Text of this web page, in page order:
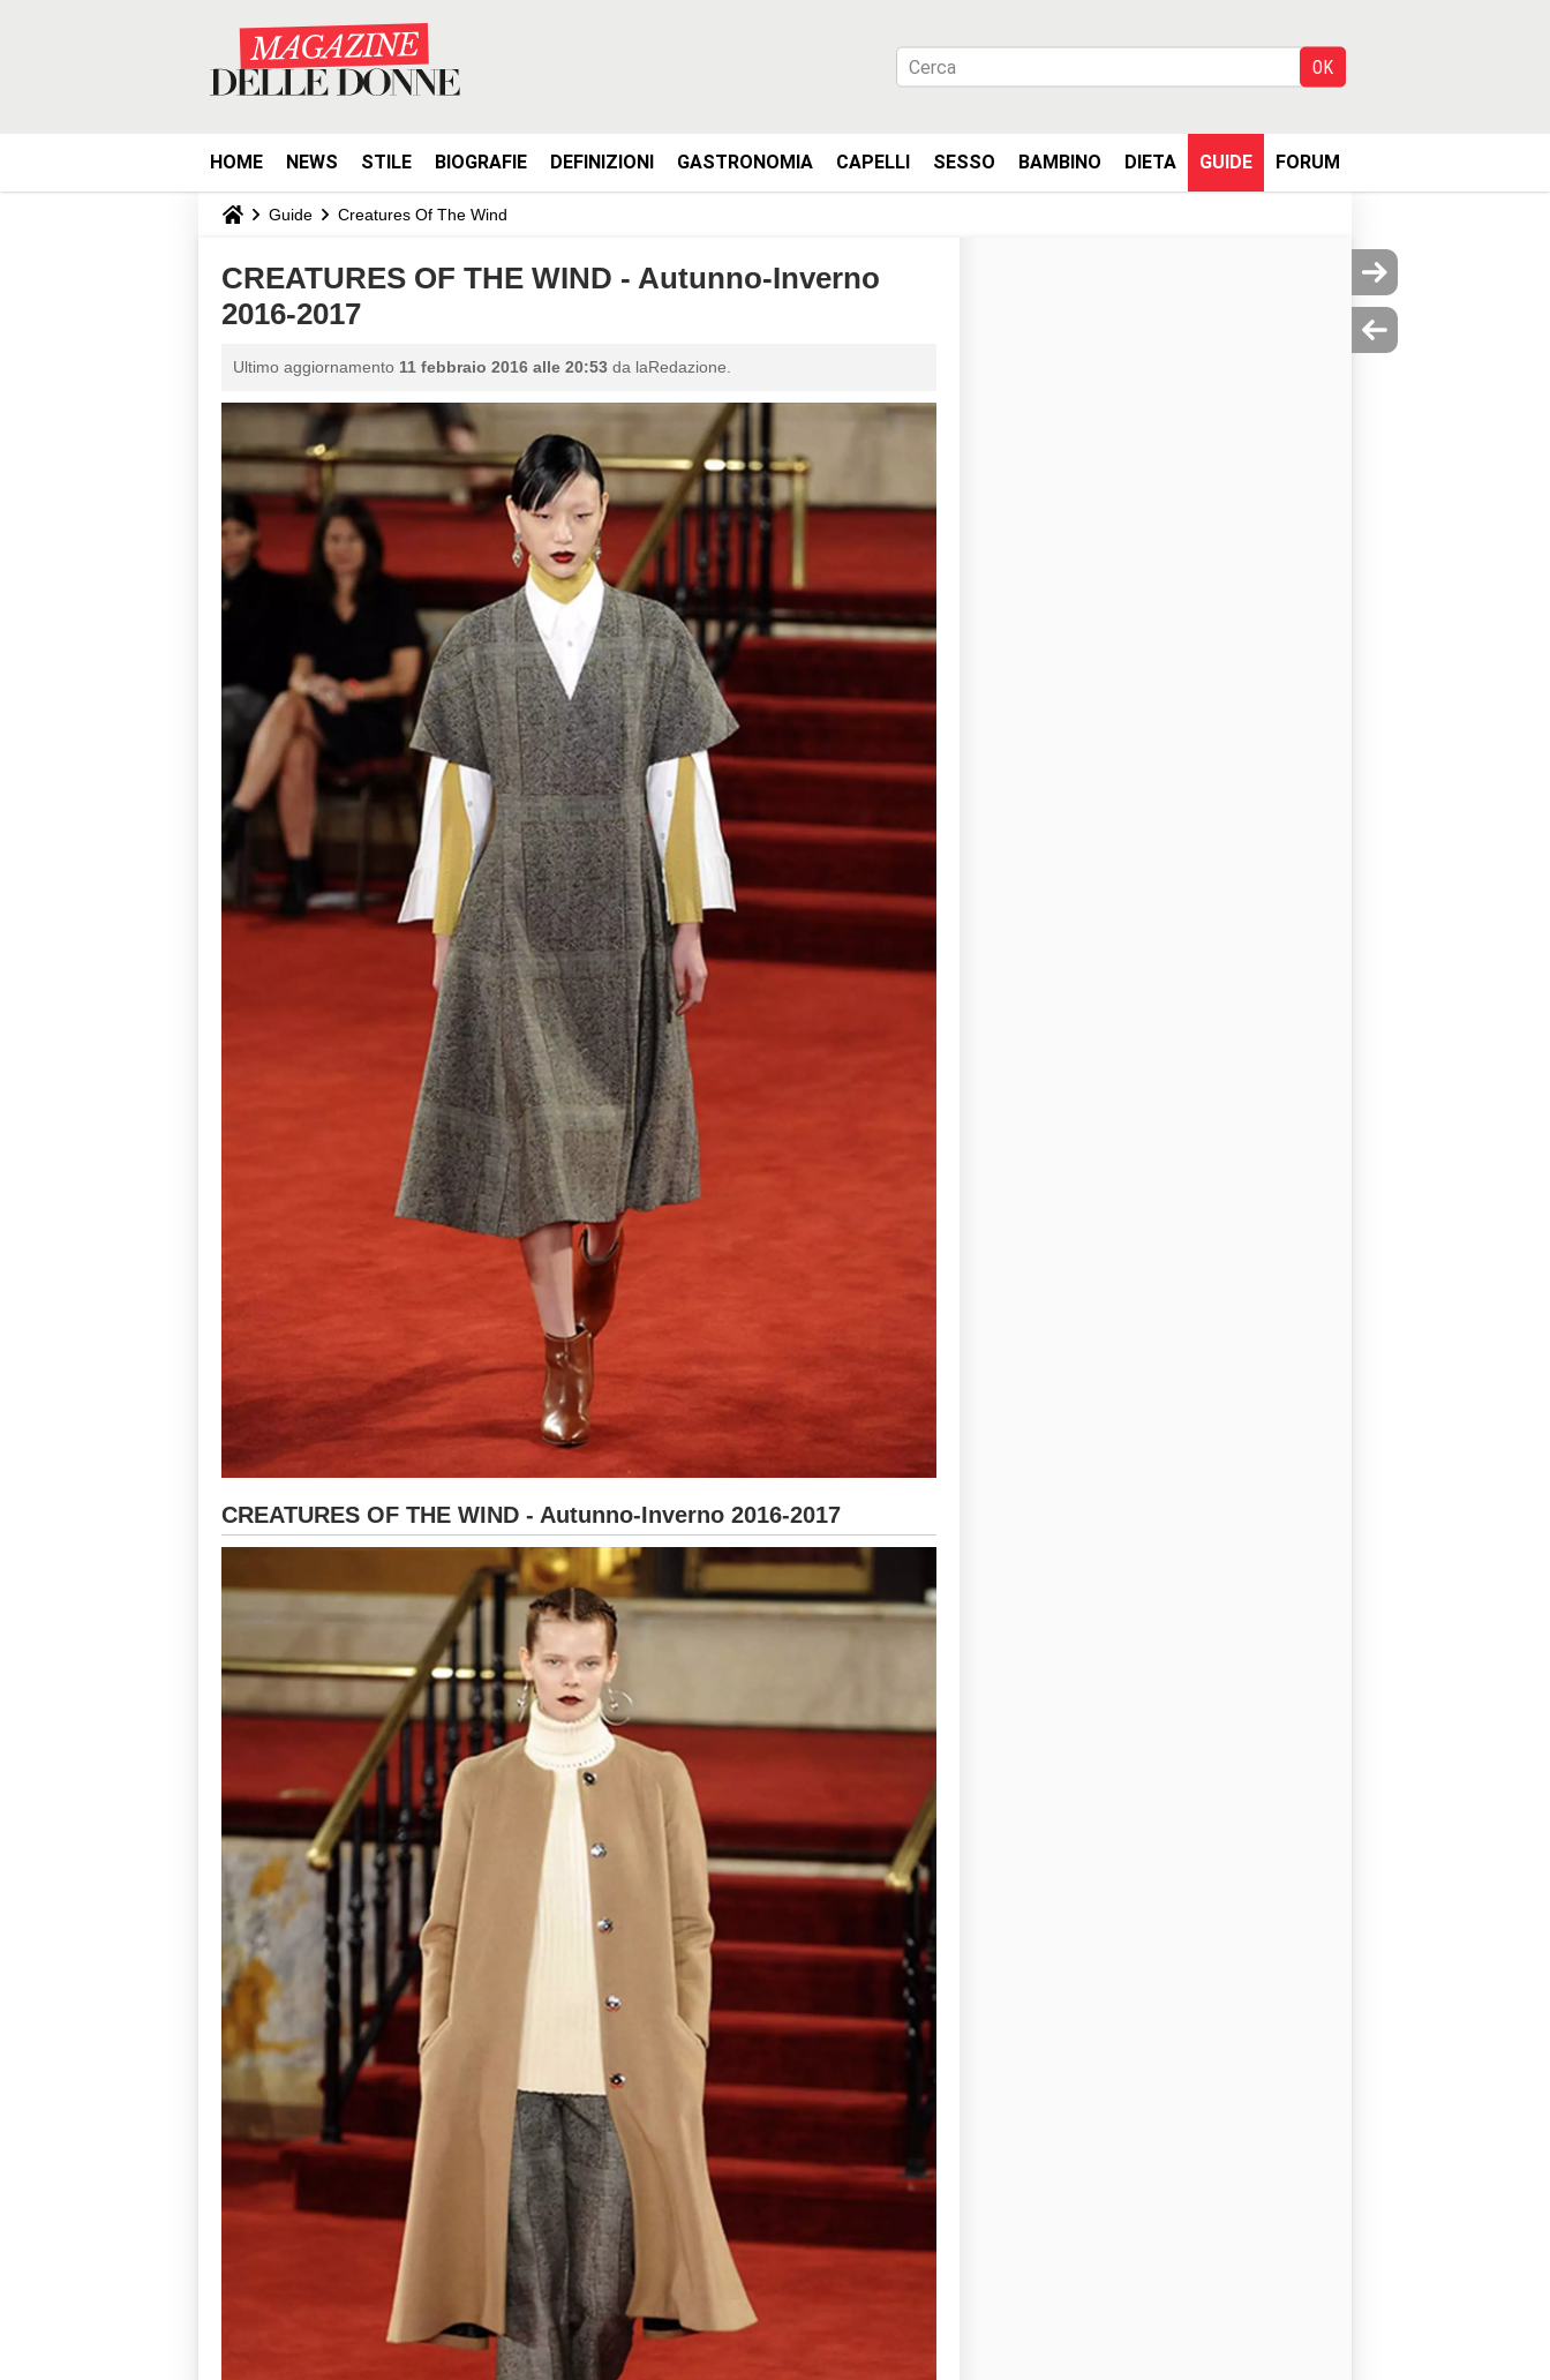
HOME NEWS STILE BIOGRAFIE DEFINIZIONI GASTRONOMIA CAPELLI SESSO BAMBINO DIETA GUIDE FORUM
Guide Creatures Of The Wind
CREATURES OF THE WIND - Autunno-Inverno
2016-2017
Ultimo aggiornamento 11 febbraio 2016 alle 20:53 da laRedazione.
CREATURES OF THE WIND - Autunno-Inverno 2016-2017